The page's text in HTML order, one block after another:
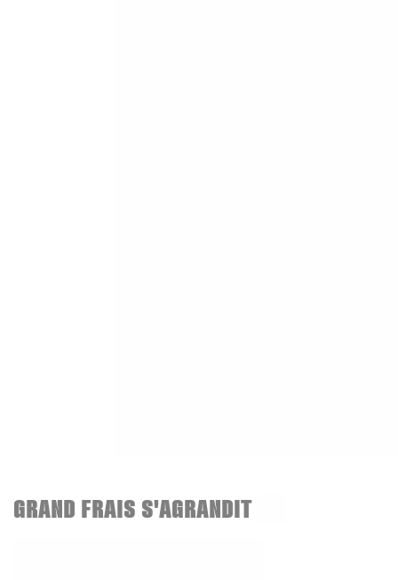
GRAND FRAIS S'AGRANDIT